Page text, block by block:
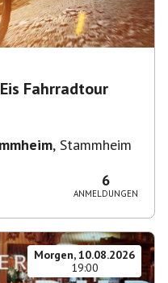
Fahrradtour
, Stammheim
6
ANMELDUNGEN
Morgen, 10.08.2026
19:00